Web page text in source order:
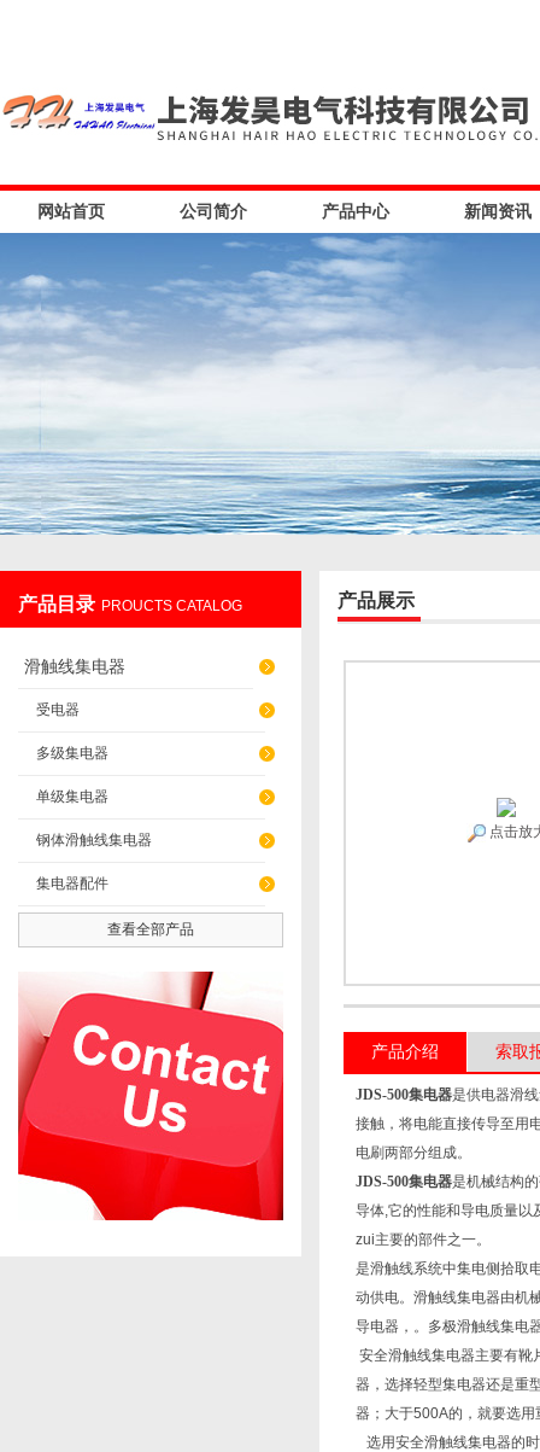
网站首页 公司简介 产品中心 新闻资讯
产品目录 PROUCTS CATALOG
滑触线集电器
受电器
多级集电器
单级集电器
钢体滑触线集电器
集电器配件
查看全部产品
产品展示
点击放
产品介绍 索取
JDS-500集电器是供电器滑
接触，将电能直接传导至用
电刷两部分组成。
JDS-500集电器是机械结构
导体,它的性能和导电质量以
zui主要的部件之一。
是滑触线系统中集电侧拾取
动供电。滑触线集电器由机
导电器，。多极滑触线集电
安全滑触线集电器主要有靴
器，选择轻型集电器还是重
器；大于500A的，就要选用
选用安全滑触线集电器的